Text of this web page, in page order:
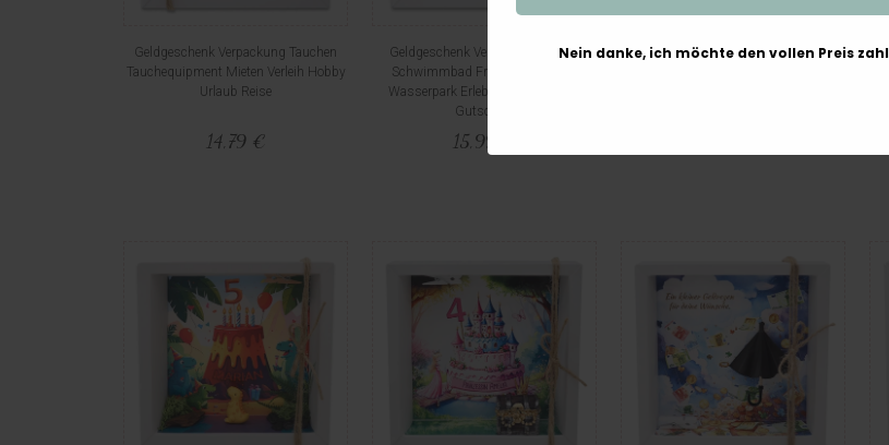
Geldgeschenk Verpackung Tauchen
Tauchequipment Mieten Verleih Hobby
Urlaub Reise
14,79 €
Geldgeschenk Verpackung Junge
Schwimmbad Freibad Aquapark
Wasserpark Erlebnisbad Sommer
Gutschein
15,99 €
Geldgeschenk Verpackung Mädchen
Nein danke, ich möchte den vollen Preis